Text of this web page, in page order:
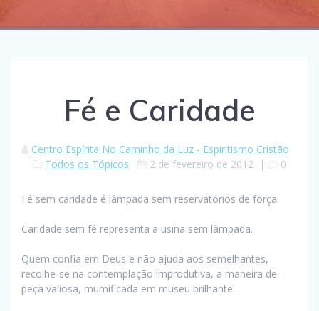
Fé e Caridade
Centro Espírita No Caminho da Luz - Espiritismo Cristão
Todos os Tópicos
2 de fevereiro de 2012 | 0
Fé sem caridade é lâmpada sem reservatórios de força.
Caridade sem fé representa a usina sem lâmpada.
Quem confia em Deus e não ajuda aos semelhantes,
recolhe-se na contemplação improdutiva, a maneira de
peça valiosa, mumificada em museu brilhante.